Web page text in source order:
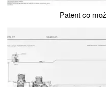
Patent co